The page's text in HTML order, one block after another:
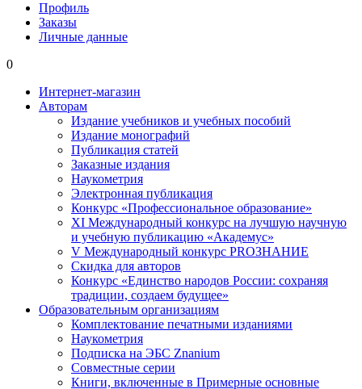
Профиль
Заказы
Личные данные
0
Интернет-магазин
Авторам
Издание учебников и учебных пособий
Издание монографий
Публикация статей
Заказные издания
Наукометрия
Электронная публикация
Конкурс «Профессиональное образование»
XI Международный конкурс на лучшую научную
и учебную публикацию «Академус»
V Международный конкурс PROЗНАНИЕ
Скидка для авторов
Конкурс «Единство народов России: сохраняя
традиции, создаем будущее»
Образовательным организациям
Комплектование печатными изданиями
Наукометрия
Подписка на ЭБС Znanium
Совместные серии
Книги, включенные в Примерные основные